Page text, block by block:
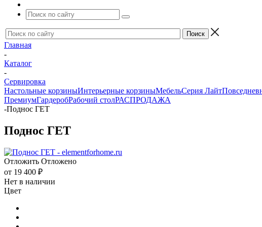
Главная
-
Каталог
-
Сервировка
Настольные корзиныИнтерьерные корзиныМебельСерия Лайт
ПремиумГардеробРабочий столРАСПРОДАЖА
-Поднос ГЕТ
Поднос ГЕТ
Отложить Отложено
от 19 400 ₽
Нет в наличии
Цвет